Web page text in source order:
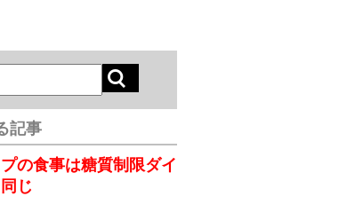
記事
の食事は糖質制限ダイ
じ